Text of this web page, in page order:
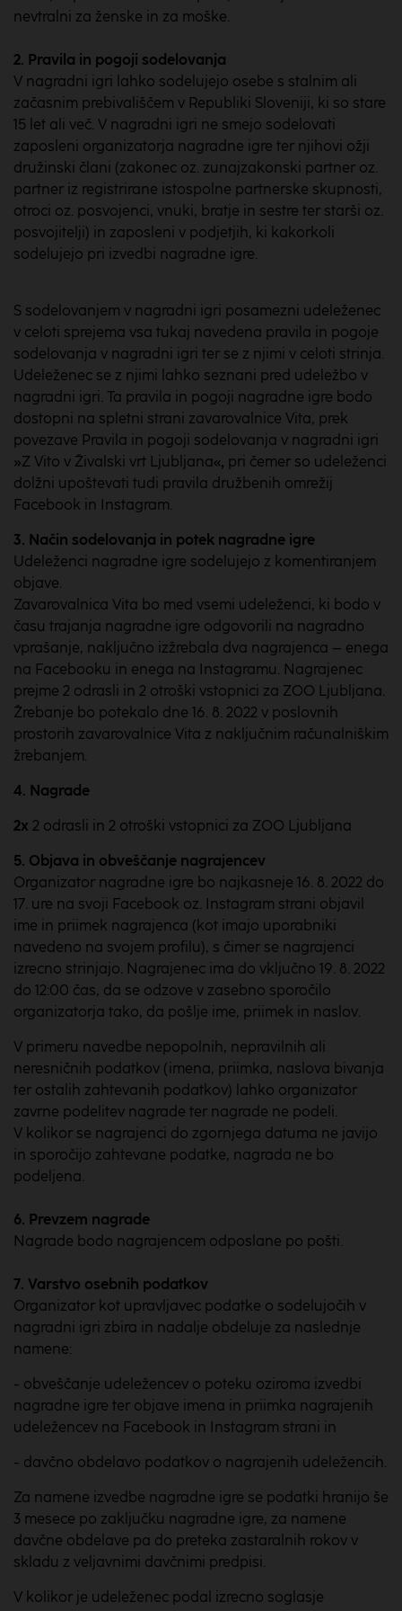
nevtralni za ženske in za moške.
2. Pravila in pogoji sodelovanja
V nagradni igri lahko sodelujejo osebe s stalnim ali
začasnim prebivališčem v Republiki Sloveniji, ki so stare
15 let ali več. V nagradni igri ne smejo sodelovati
zaposleni organizatorja nagradne igre ter njihovi ožji
družinski člani (zakonec oz. zunajzakonski partner oz.
partner iz registrirane istospolne partnerske skupnosti,
otroci oz. posvojenci, vnuki, bratje in sestre ter starši oz.
posvojitelji) in zaposleni v podjetjih, ki kakorkoli
sodelujejo pri izvedbi nagradne igre.
S sodelovanjem v nagradni igri posamezni udeleženec
v celoti sprejema vsa tukaj navedena pravila in pogoje
sodelovanja v nagradni igri ter se z njimi v celoti strinja.
Udeleženec se z njimi lahko seznani pred udeležbo v
nagradni igri. Ta pravila in pogoji nagradne igre bodo
dostopni na spletni strani zavarovalnice Vita, prek
povezave Pravila in pogoji sodelovanja v nagradni igri
»Z Vito v Živalski vrt Ljubljana«, pri čemer so udeleženci
dolžni upoštevati tudi pravila družbenih omrežij
Facebook in Instagram.
3. Način sodelovanja in potek nagradne igre
Udeleženci nagradne igre sodelujejo z komentiranjem
objave.
Zavarovalnica Vita bo med vsemi udeleženci, ki bodo v
času trajanja nagradne igre odgovorili na nagradno
vprašanje, naključno izžrebala dva nagrajenca – enega
na Facebooku in enega na Instagramu. Nagrajenec
prejme 2 odrasli in 2 otroški vstopnici za ZOO Ljubljana.
Žrebanje bo potekalo dne 16. 8. 2022 v poslovnih
prostorih zavarovalnice Vita z naključnim računalniškim
žrebanjem.
4. Nagrade
2x 2 odrasli in 2 otroški vstopnici za ZOO Ljubljana
5. Objava in obveščanje nagrajencev
Organizator nagradne igre bo najkasneje 16. 8. 2022 do
17. ure na svoji Facebook oz. Instagram strani objavil
ime in priimek nagrajenca (kot imajo uporabniki
navedeno na svojem profilu), s čimer se nagrajenci
izrecno strinjajo. Nagrajenec ima do vključno 19. 8. 2022
do 12:00 čas, da se odzove v zasebno sporočilo
organizatorja tako, da pošlje ime, priimek in naslov.
V primeru navedbe nepopolnih, nepravilnih ali
neresničnih podatkov (imena, priimka, naslova bivanja
ter ostalih zahtevanih podatkov) lahko organizator
zavrne podelitev nagrade ter nagrade ne podeli.
V kolikor se nagrajenci do zgornjega datuma ne javijo
in sporočijo zahtevane podatke, nagrada ne bo
podeljena.
6. Prevzem nagrade
Nagrade bodo nagrajencem odposlane po pošti.
7. Varstvo osebnih podatkov
Organizator kot upravljavec podatke o sodelujočih v
nagradni igri zbira in nadalje obdeluje za naslednje
namene:
- obveščanje udeležencev o poteku oziroma izvedbi
nagradne igre ter objave imena in priimka nagrajenih
udeležencev na Facebook in Instagram strani in
- davčno obdelavo podatkov o nagrajenih udeležencih.
Za namene izvedbe nagradne igre se podatki hranijo še
3 mesece po zaključku nagradne igre, za namene
davčne obdelave pa do preteka zastaralnih rokov v
skladu z veljavnimi davčnimi predpisi.
V kolikor je udeleženec podal izrecno soglasje